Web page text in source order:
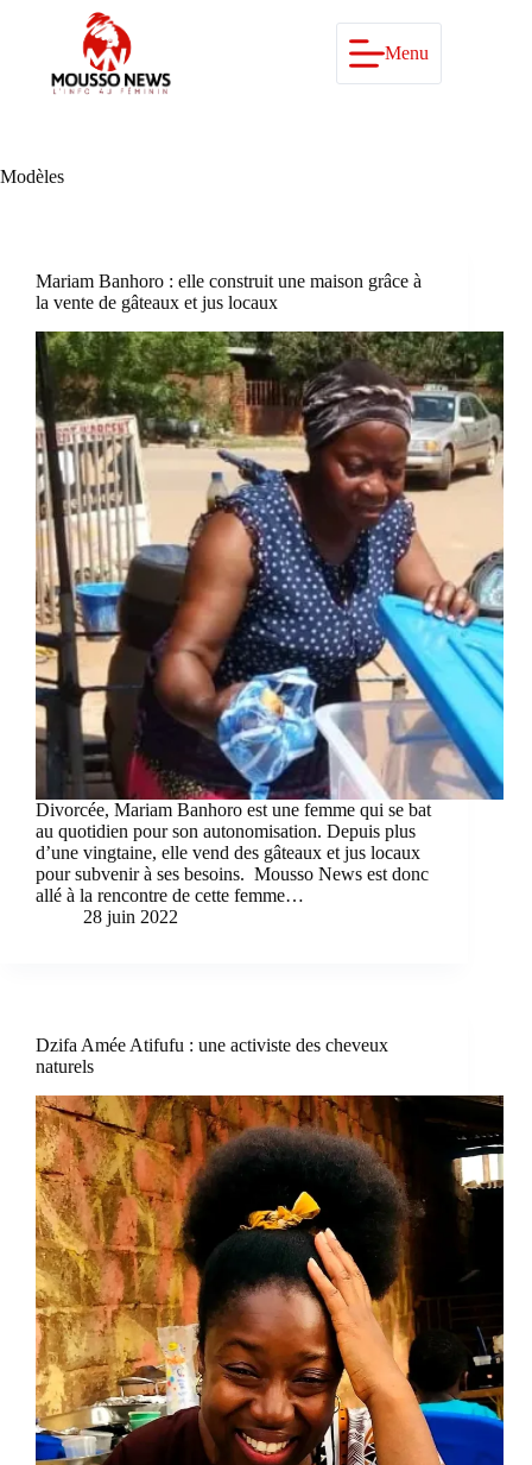
Menu
Modèles
Mariam Banhoro : elle construit une maison grâce à
la vente de gâteaux et jus locaux
Divorcée, Mariam Banhoro est une femme qui se bat
au quotidien pour son autonomisation. Depuis plus
d’une vingtaine, elle vend des gâteaux et jus locaux
pour subvenir à ses besoins. Mousso News est donc
allé à la rencontre de cette femme…
28 juin 2022
Dzifa Amée Atifufu : une activiste des cheveux
naturels